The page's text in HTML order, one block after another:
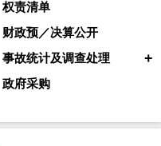
权责清单
财政预／决算公开
事故统计及调查处理 +
政府采购